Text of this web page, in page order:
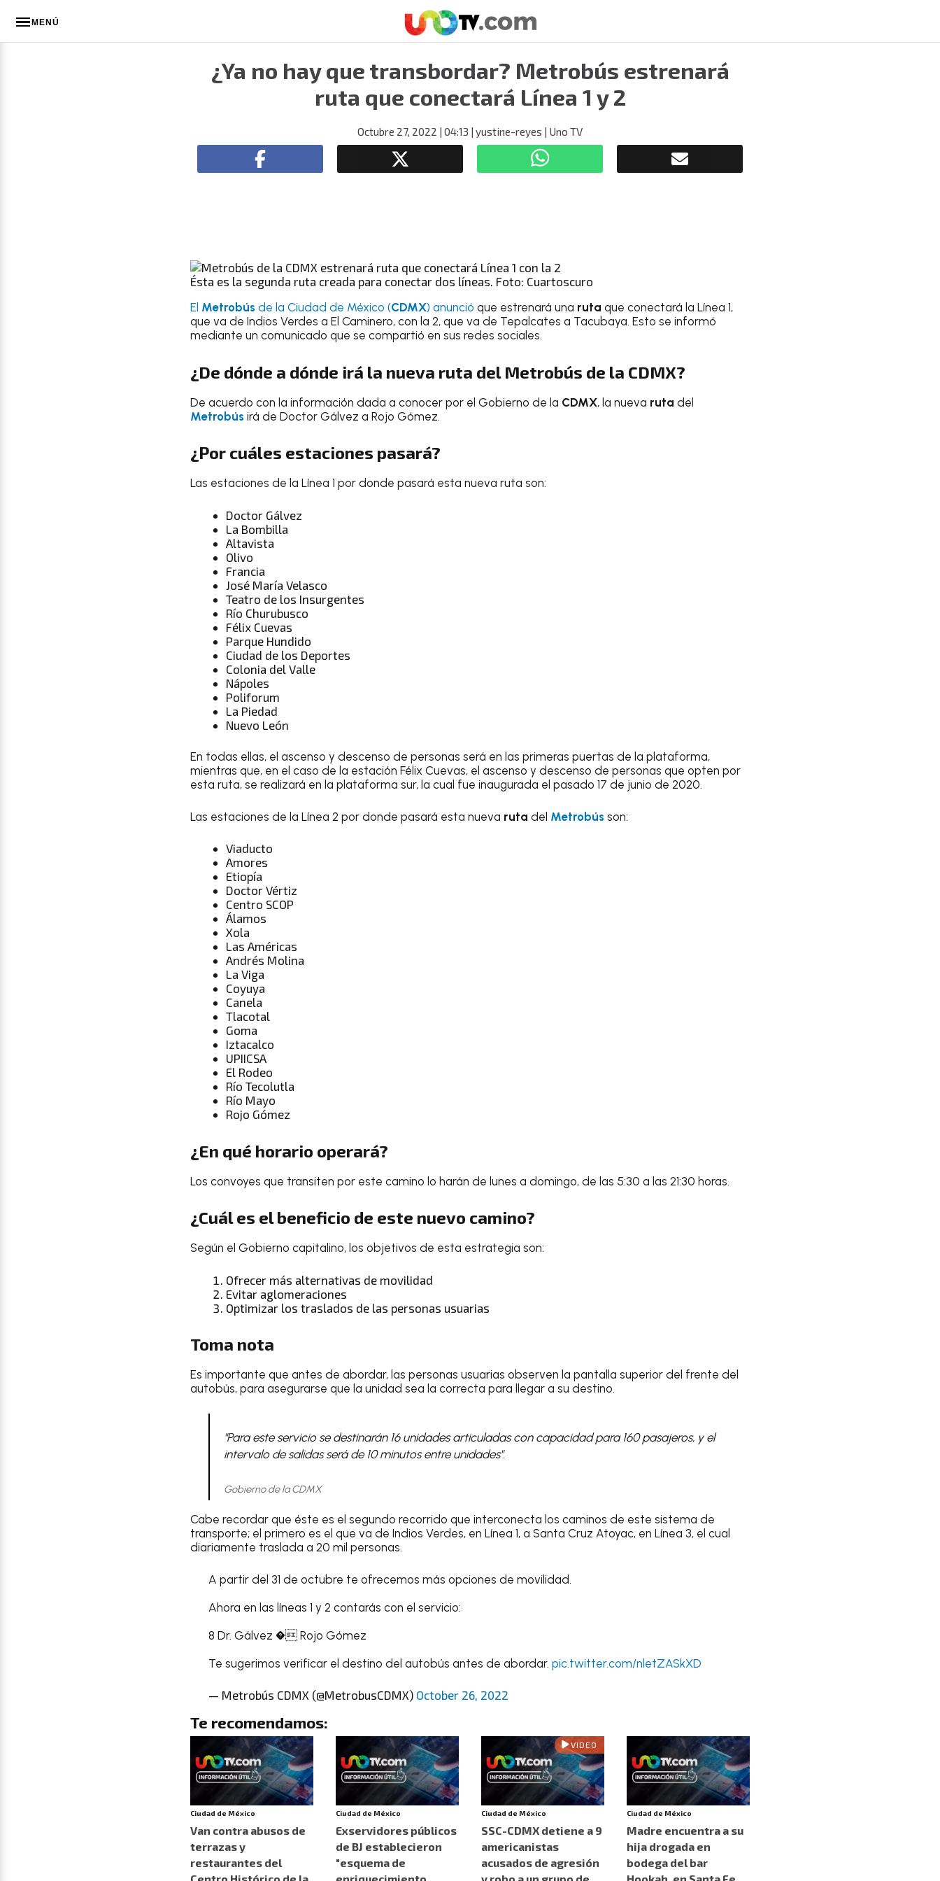
MENÚ
¿Ya no hay que transbordar? Metrobús estrenará
ruta que conectará Línea 1 y 2
Octubre 27, 2022 | 04:13 | yustine-reyes | Uno TV
Ésta es la segunda ruta creada para conectar dos líneas. Foto: Cuartoscuro
El Metrobús de la Ciudad de México (CDMX) anunció que estrenará una ruta que conectará la Línea 1,
que va de Indios Verdes a El Caminero, con la 2, que va de Tepalcates a Tacubaya. Esto se informó
mediante un comunicado que se compartió en sus redes sociales.
¿De dónde a dónde irá la nueva ruta del Metrobús de la CDMX?
De acuerdo con la información dada a conocer por el Gobierno de la CDMX, la nueva ruta del
Metrobús irá de Doctor Gálvez a Rojo Gómez.
¿Por cuáles estaciones pasará?
Las estaciones de la Línea 1 por donde pasará esta nueva ruta son:
Doctor Gálvez
La Bombilla
Altavista
Olivo
Francia
José María Velasco
Teatro de los Insurgentes
Río Churubusco
Félix Cuevas
Parque Hundido
Ciudad de los Deportes
Colonia del Valle
Nápoles
Poliforum
La Piedad
Nuevo León
En todas ellas, el ascenso y descenso de personas será en las primeras puertas de la plataforma,
mientras que, en el caso de la estación Félix Cuevas, el ascenso y descenso de personas que opten por
esta ruta, se realizará en la plataforma sur, la cual fue inaugurada el pasado 17 de junio de 2020.
Las estaciones de la Línea 2 por donde pasará esta nueva ruta del Metrobús son:
Viaducto
Amores
Etiopía
Doctor Vértiz
Centro SCOP
Álamos
Xola
Las Américas
Andrés Molina
La Viga
Coyuya
Canela
Tlacotal
Goma
Iztacalco
UPIICSA
El Rodeo
Río Tecolutla
Río Mayo
Rojo Gómez
¿En qué horario operará?
Los convoyes que transiten por este camino lo harán de lunes a domingo, de las 5:30 a las 21:30 horas.
¿Cuál es el beneficio de este nuevo camino?
Según el Gobierno capitalino, los objetivos de esta estrategia son:
Ofrecer más alternativas de movilidad
Evitar aglomeraciones
Optimizar los traslados de las personas usuarias
Toma nota
Es importante que antes de abordar, las personas usuarias observen la pantalla superior del frente del
autobús, para asegurarse que la unidad sea la correcta para llegar a su destino.
"Para este servicio se destinarán 16 unidades articuladas con capacidad para 160 pasajeros, y el
intervalo de salidas será de 10 minutos entre unidades".
Gobierno de la CDMX
Cabe recordar que éste es el segundo recorrido que interconecta los caminos de este sistema de
transporte; el primero es el que va de Indios Verdes, en Línea 1, a Santa Cruz Atoyac, en Línea 3, el cual
diariamente traslada a 20 mil personas.
A partir del 31 de octubre te ofrecemos más opciones de movilidad.
Ahora en las líneas 1 y 2 contarás con el servicio:
8 Dr. Gálvez � Rojo Gómez
Te sugerimos verificar el destino del autobús antes de abordar. pic.twitter.com/nletZASkXD
— Metrobús CDMX (@MetrobusCDMX) October 26, 2022
Te recomendamos:
Ciudad de México
Van contra abusos de
terrazas y
restaurantes del
Ciudad de México
Exservidores públicos
de BJ establecieron
"esquema de
VIDEO
Ciudad de México
SSC-CDMX detiene a 9
americanistas
acusados de agresión
Ciudad de México
Madre encuentra a su
hija drogada en
bodega del bar